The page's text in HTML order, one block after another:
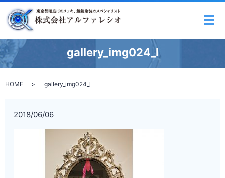
メ
gallery_img024_l
HOME gallery_img024_l
2018/06/06